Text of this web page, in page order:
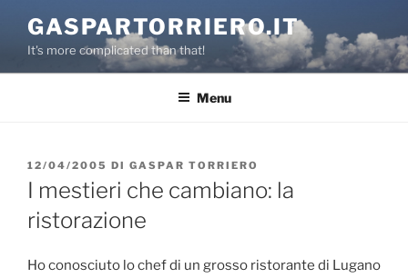
contenuto
GASPARTORRIERO.IT
It's more complicated than that!
Menu
PUBBLICATO
IL
12/04/2005 DI GASPAR TORRIERO
I mestieri che cambiano: la
ristorazione
Ho conosciuto lo chef di un grosso ristorante di Lugano